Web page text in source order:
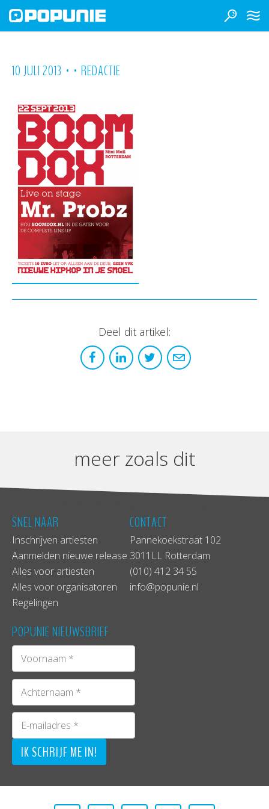
10 JULI 2013 • • REDACTIE
Deel dit artikel:
meer zoals dit
SNEL NAAR
Inschrijven artiesten
Aanmelden nieuwe release
Alles voor artiesten
Alles voor organisatoren
Regelingen
CONTACT
Pannekoekstraat 102
3011LL Rotterdam
(010) 412 34 55
info@popunie.nl
POPUNIE NIEUWSBRIEF